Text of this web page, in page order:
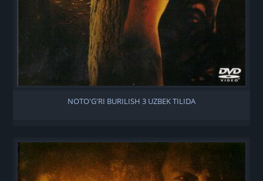
NOTO'G'RI BURILISH 3 UZBEK TILIDA